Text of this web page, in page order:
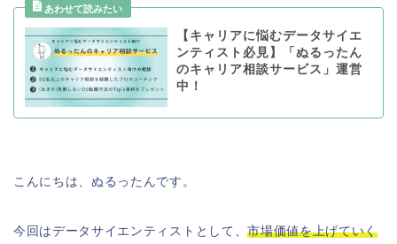
【キャリアに悩むデータサイエ
ンティスト必見】「ぬるったん
のキャリア相談サービス」運営
中！
こんにちは、ぬるったんです。
今回はデータサイエンティストとして、市場価値を上げていく